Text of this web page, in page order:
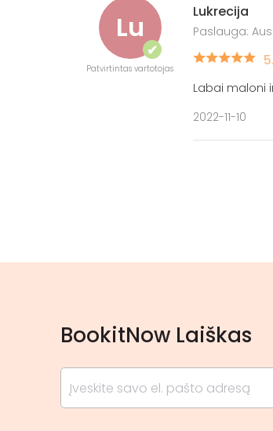
Lu
✔
Patvirtintas vartotojas
Lukrecija
Paslauga:
Labai maloni
2022-11-10
BookitNow Laiškas